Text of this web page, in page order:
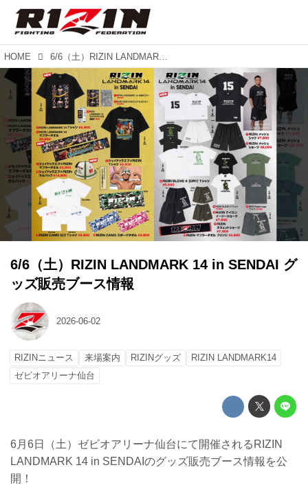
HOME 6/6（土）RIZIN LANDMARK 14 in SENDAI グッズ販売ブース情報
6/6（土）RIZIN LANDMARK 14 in SENDAI グ
ッズ販売ブース情報
2026-06-02
RIZINニュース 来場案内 RIZINグッズ
RIZIN LANDMARK14
ゼビオアリーナ仙台
6月6日（土）ゼビオアリーナ仙台にて開催されるRIZIN
LANDMARK 14 in SENDAIのグッズ販売ブース情報を公
開！